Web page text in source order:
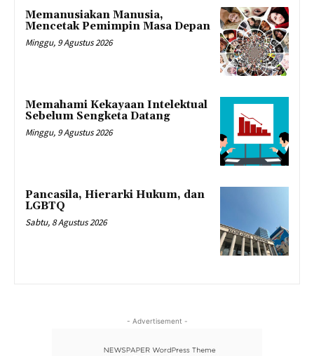
Memanusiakan Manusia,
Mencetak Pemimpin Masa Depan
Minggu, 9 Agustus 2026
Memahami Kekayaan Intelektual
Sebelum Sengketa Datang
Minggu, 9 Agustus 2026
Pancasila, Hierarki Hukum, dan
LGBTQ
Sabtu, 8 Agustus 2026
- Advertisement -